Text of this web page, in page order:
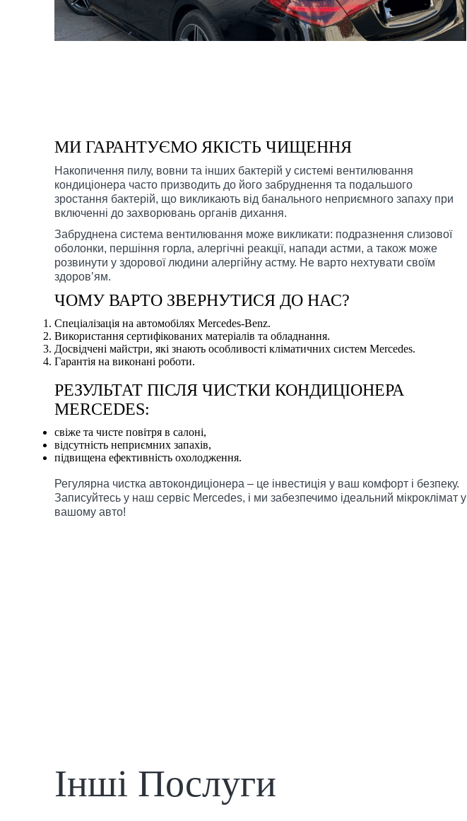
МИ ГАРАНТУЄМО ЯКІСТЬ ЧИЩЕННЯ
Накопичення пилу, вовни та інших бактерій у системі вентилювання
кондиціонера часто призводить до його забруднення та подальшого
зростання бактерій, що викликають від банального неприємного запаху при
включенні до захворювань органів дихання.
Забруднена система вентилювання може викликати: подразнення слизової
оболонки, першіння горла, алергічні реакції, напади астми, а також може
розвинути у здорової людини алергійну астму. Не варто нехтувати своїм
здоров’ям.
ЧОМУ ВАРТО ЗВЕРНУТИСЯ ДО НАС?
Спеціалізація на автомобілях Mercedes-Benz.
Використання сертифікованих матеріалів та обладнання.
Досвідчені майстри, які знають особливості кліматичних систем Mercedes.
Гарантія на виконані роботи.
РЕЗУЛЬТАТ ПІСЛЯ ЧИСТКИ КОНДИЦІОНЕРА
MERCEDES:
свіже та чисте повітря в салоні,
відсутність неприємних запахів,
підвищена ефективність охолодження.
Регулярна чистка автокондиціонера – це інвестиція у ваш комфорт і безпеку.
Записуйтесь у наш сервіс Mercedes, і ми забезпечимо ідеальний мікроклімат у
вашому авто!
Інші Послуги